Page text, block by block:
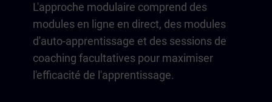
L'approche modulaire comprend des
modules en ligne en direct, des modules
d'auto-apprentissage et des sessions de
coaching facultatives pour maximiser
l'efficacité de l'apprentissage.